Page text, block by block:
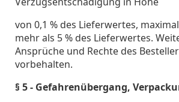
von 0,1 % des Lieferwertes,
mehr als 5 % des Lieferwertes.
Ansprüche und Rechte des
vorbehalten.
§ 5 - Gefahrenübergang,